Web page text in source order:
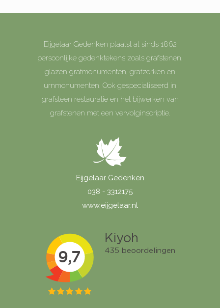
Eijgelaar Gedenken plaatst al sinds 1862
persoonlijke gedenktekens zoals grafstenen,
glazen grafmonumenten, grafzerken en
urnmonumenten. Ook gespecialiseerd in
grafsteen restauratie en het bijwerken van
grafstenen met een vervolginscriptie.
Eijgelaar Gedenken
038 - 3312175
www.eijgelaar.nl